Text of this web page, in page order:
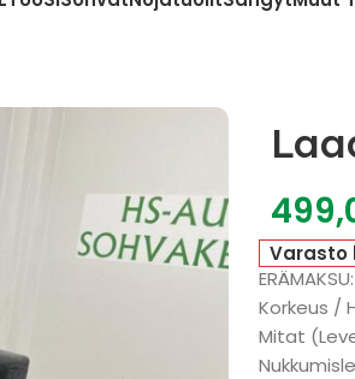
Varasto
Korkeus /
Mitat